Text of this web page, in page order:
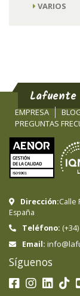
VARIOS
EMPRESA
PREGUNTAS
Dirección:Calle
España
Teléfono:
Email:
Síguenos